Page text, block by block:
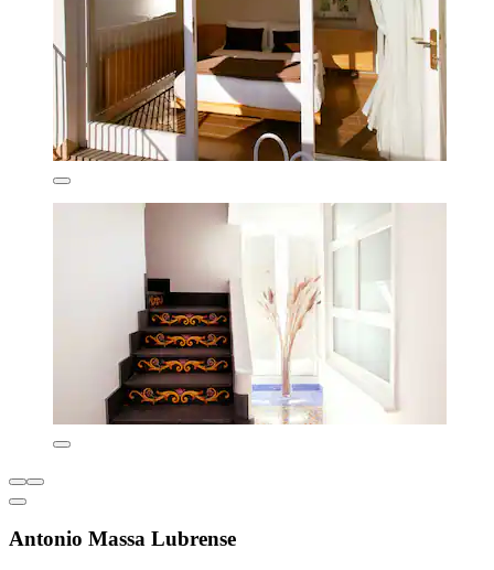
Antonio Massa Lubrense